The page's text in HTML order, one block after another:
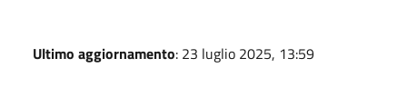
Ultimo aggiornamento: 23 luglio 2025, 13:59